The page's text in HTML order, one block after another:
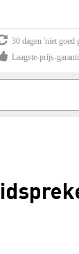
30 dagen 'niet goed
Laagste-prijs-